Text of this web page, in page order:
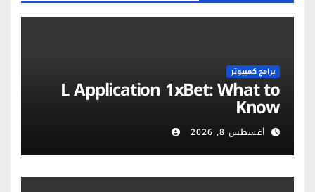
برامج كمبيوتر
L Application 1xBet: What to
Know
أغسطس 8, 2026